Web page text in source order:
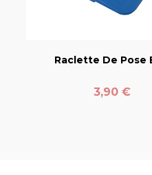
Raclette De Pose
Prix
3,90 €